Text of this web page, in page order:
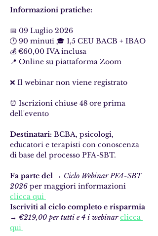
Informazioni pratiche:
📅 09 Luglio 2026
🕐 90 minuti 🎓 1,5 CEU BACB + IBAO
💰 €60,00 IVA inclusa
📍 Online su piattaforma Zoom
❌ Il webinar non viene registrato
⏰ Iscrizioni chiuse 48 ore prima
dell'evento
Destinatari: BCBA, psicologi,
educatori e terapisti con conoscenza
di base del processo PFA-SBT.
Fa parte del → Ciclo Webinar PFA-SBT
2026 per maggiori informazioni
clicca qui
Iscriviti al ciclo completo e risparmia
→ €219,00 per tutti e 4 i webinar clicca
qui